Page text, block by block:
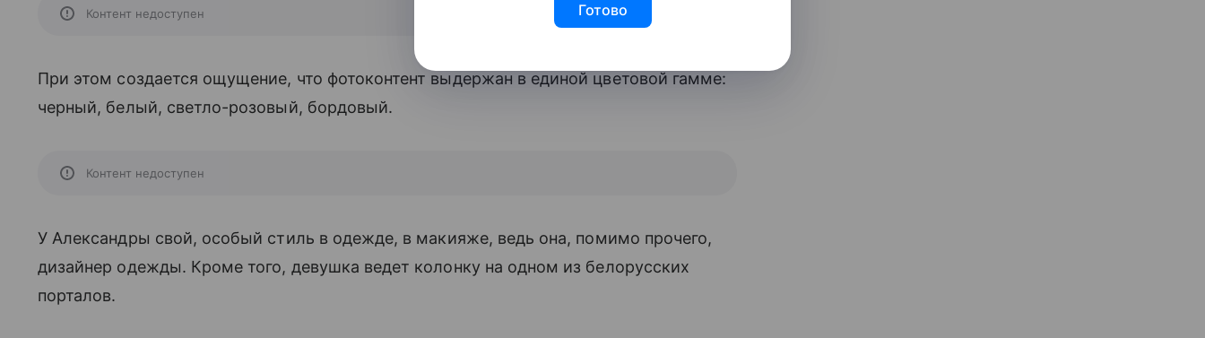
Контент недоступен
При этом создается ощущение, что фотоконтент выдержан в единой цветовой гамме:
черный, белый, светло-розовый, бордовый.
Контент недоступен
У Александры свой, особый стиль в одежде, в макияже, ведь она, помимо прочего,
дизайнер одежды. Кроме того, девушка ведет колонку на одном из белорусских
порталов.
Готово